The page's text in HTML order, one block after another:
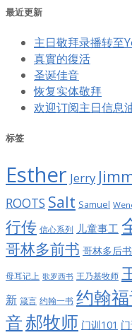
最近更新
主日敬拜录播转至
真實的復活
圣诞佳音
恢复实体敬拜
欢迎订阅主日信息
标签
Esther Jerry
ROOTS Salt Samuel
行传 信心系列 儿童事工
哥林多前书 哥林多后书
母耳记上 歌罗西书 王乃基牧师
新 箴言 约翰一书 约翰
音郝牧师 门训101